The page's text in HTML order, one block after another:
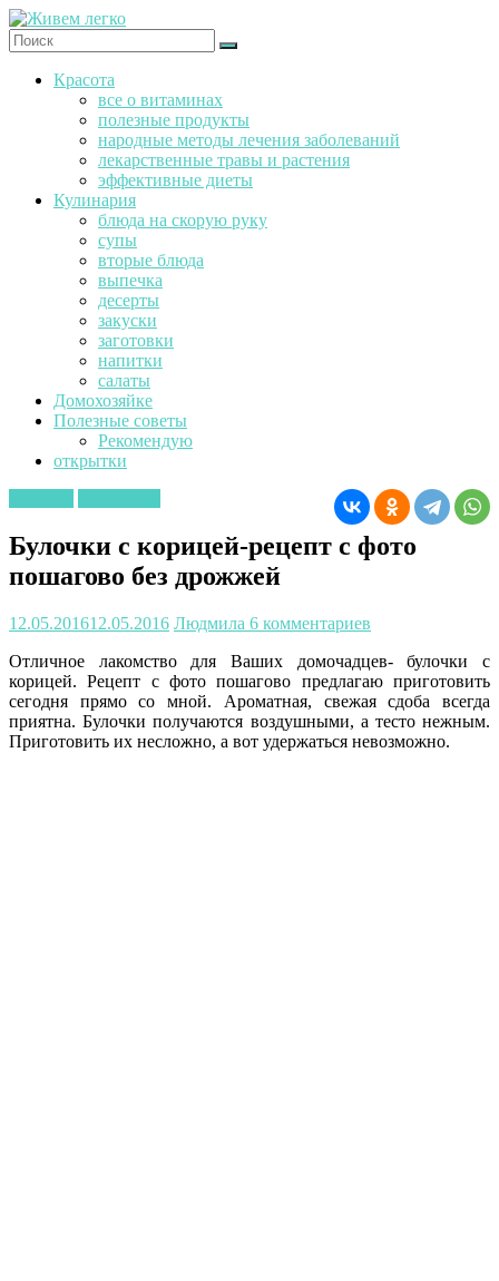
Перейти
к
содержимому
Ж
Красота
все о витаминах
полезные продукты
народные методы лечения заболеваний
лекарственные травы и растения
эффективные диеты
Кулинария
блюда на скорую руку
супы
вторые блюда
выпечка
десерты
закуски
заготовки
напитки
салаты
Домохозяйке
Полезные советы
Рекомендую
открытки
Булочки с корицей-рецепт с фото
пошагово без дрожжей
12.05.201612.05.2016 Людмила 6 комментариев
Отличное лакомство для Ваших домочадцев- булочки с
корицей. Рецепт с фото пошагово предлагаю приготовить
сегодня прямо со мной. Ароматная, свежая сдоба всегда
приятна. Булочки получаются воздушными, а тесто нежным.
Приготовить их несложно, а вот удержаться невозможно.